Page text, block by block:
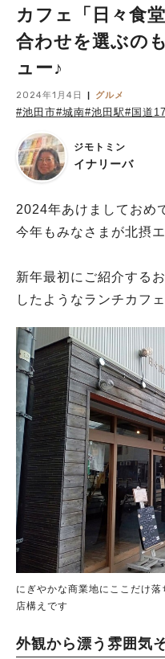
カフェ「日々食
合わせを選ぶの
ュー♪
2024年1月4日 グルメ
#池田市#城南#池田駅#国道
ジモトミン
イナリーバ
2024年あけましておめ
今年もみなさまが北摂
新年最初にご紹介する
したようなランチカフ
にぎやかな商業地にここだけ
店構えです
外観から漂う雰囲気